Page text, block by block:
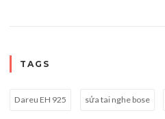
TAGS
Dareu EH 925 sửa tai nghe bose